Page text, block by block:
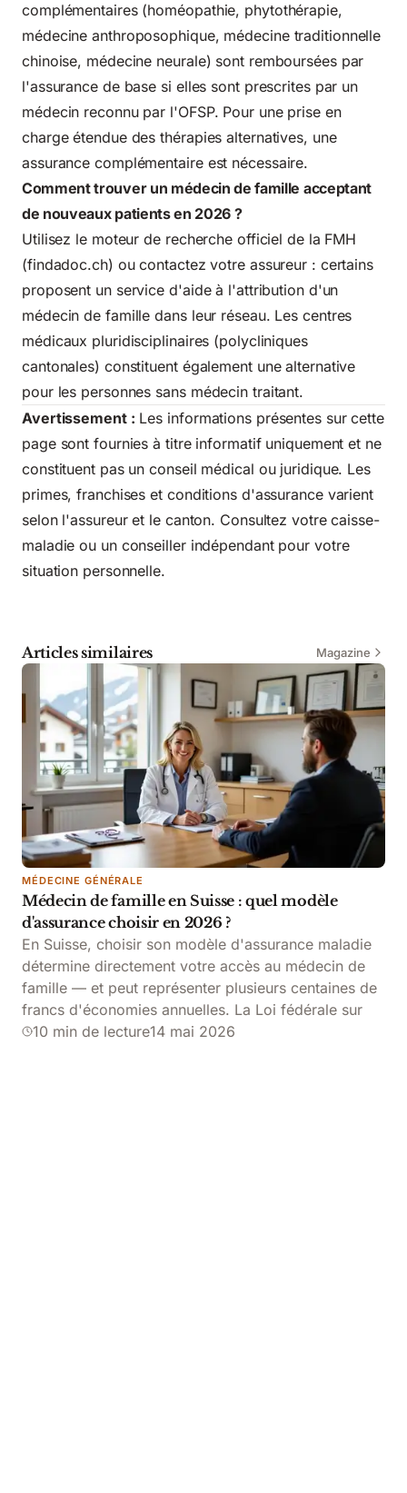
complémentaires (homéopathie, phytothérapie,
médecine anthroposophique, médecine traditionnelle
chinoise, médecine neurale) sont remboursées par
l'assurance de base si elles sont prescrites par un
médecin reconnu par l'OFSP. Pour une prise en
charge étendue des thérapies alternatives, une
assurance complémentaire est nécessaire.
Comment trouver un médecin de famille acceptant
de nouveaux patients en 2026 ?
Utilisez le moteur de recherche officiel de la FMH
(findadoc.ch) ou contactez votre assureur : certains
proposent un service d'aide à l'attribution d'un
médecin de famille dans leur réseau. Les centres
médicaux pluridisciplinaires (polycliniques
cantonales) constituent également une alternative
pour les personnes sans médecin traitant.
Avertissement : Les informations présentes sur cette
page sont fournies à titre informatif uniquement et ne
constituent pas un conseil médical ou juridique. Les
primes, franchises et conditions d'assurance varient
selon l'assureur et le canton. Consultez votre caisse-
maladie ou un conseiller indépendant pour votre
situation personnelle.
Articles similaires Magazine
MÉDECINE GÉNÉRALE
Médecin de famille en Suisse : quel modèle
d'assurance choisir en 2026 ?
En Suisse, choisir son modèle d'assurance maladie
détermine directement votre accès au médecin de
famille — et peut représenter plusieurs centaines de
francs d'économies annuelles. La Loi fédérale sur
10 min de lecture14 mai 2026